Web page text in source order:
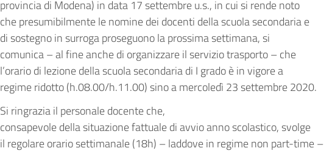
provincia di Modena) in data 17 settembre u.s., in cui si rende noto
che presumibilmente le nomine dei docenti della scuola secondaria e
di sostegno in surroga proseguono la prossima settimana, si
comunica – al fine anche di organizzare il servizio trasporto – che
l’orario di lezione della scuola secondaria di I grado è in vigore a
regime ridotto (h.08.00/h.11.00) sino a mercoledì 23 settembre 2020.
Si ringrazia il personale docente che,
consapevole della situazione fattuale di avvio anno scolastico, svolge
il regolare orario settimanale (18h) – laddove in regime non part-time –